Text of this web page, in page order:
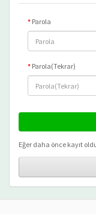
Parola
Parola(Tekrar)
Eğer daha önce kayıt